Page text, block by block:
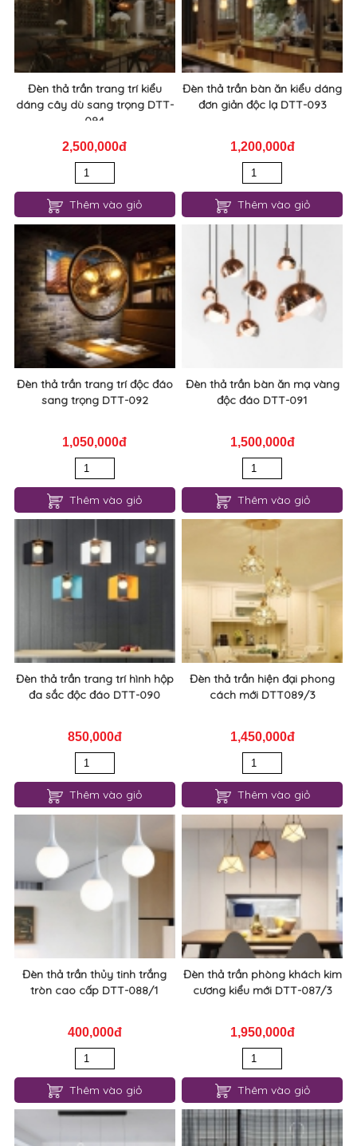
Đèn thả trần trang trí kiểu
dáng cây dù sang trọng DTT-
094
2,500,000đ
Thêm vào giỏ
Đèn thả trần bàn ăn kiểu dáng
đơn giản độc lạ DTT-093
1,200,000đ
Thêm vào giỏ
Đèn thả trần trang trí độc đáo
sang trọng DTT-092
1,050,000đ
Thêm vào giỏ
Đèn thả trần bàn ăn mạ vàng
độc đáo DTT-091
1,500,000đ
Thêm vào giỏ
Đèn thả trần trang trí hình hộp
đa sắc độc đáo DTT-090
850,000đ
Thêm vào giỏ
Đèn thả trần hiện đại phong
cách mới DTT089/3
1,450,000đ
Thêm vào giỏ
Đèn thả trần thủy tinh trắng
tròn cao cấp DTT-088/1
400,000đ
Thêm vào giỏ
Đèn thả trần phòng khách kim
cương kiểu mới DTT-087/3
1,950,000đ
Thêm vào giỏ